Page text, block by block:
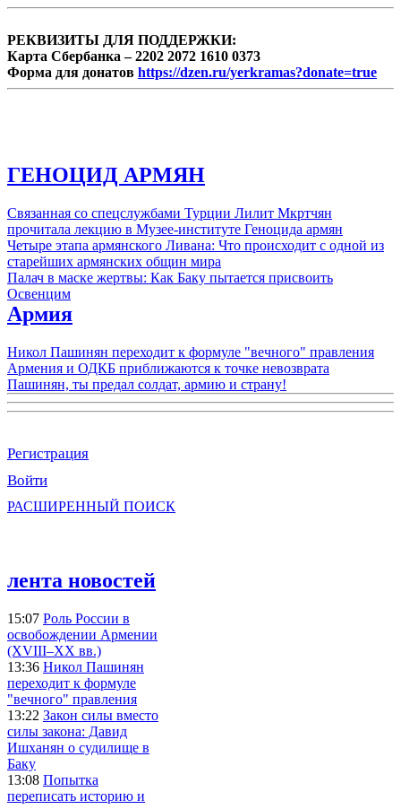
РЕКВИЗИТЫ ДЛЯ ПОДДЕРЖКИ:
Карта Сбербанка – 2202 2072 1610 0373
Форма для донатов https://dzen.ru/yerkramas?donate=true
ГЕНОЦИД АРМЯН
Связанная со спецслужбами Турции Лилит Мкртчян
прочитала лекцию в Музее-институте Геноцида армян
Четыре этапа армянского Ливана: Что происходит с одной из
старейших армянских общин мира
Палач в маске жертвы: Как Баку пытается присвоить
Освенцим
Армия
Никол Пашинян переходит к формуле "вечного" правления
Армения и ОДКБ приближаются к точке невозврата
Пашинян, ты предал солдат, армию и страну!
Регистрация
Войти
РАСШИРЕННЫЙ ПОИСК
лента новостей
15:07 Роль России в
освобождении Армении
(XVIII–XX вв.)
13:36 Никол Пашинян
переходит к формуле
"вечного" правления
13:22 Закон силы вместо
силы закона: Давид
Ишханян о судилище в
Баку
13:08 Попытка
переписать историю и